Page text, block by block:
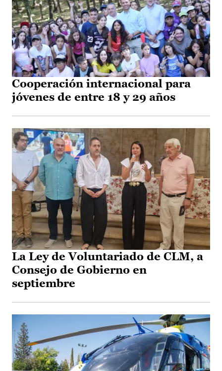
Cooperación internacional para
jóvenes de entre 18 y 29 años
La Ley de Voluntariado de CLM, a
Consejo de Gobierno en
septiembre